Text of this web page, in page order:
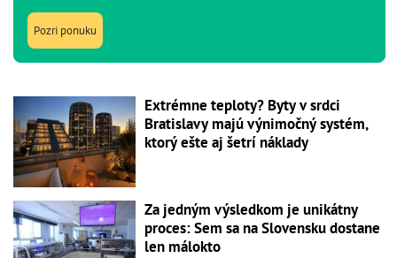
Pozri ponuku
Extrémne teploty? Byty v srdci
Bratislavy majú výnimočný systém,
ktorý ešte aj šetrí náklady
Za jedným výsledkom je unikátny
proces: Sem sa na Slovensku dostane
len málokto